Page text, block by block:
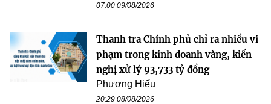
07:00 09/08/2026
Thanh tra Chính phủ chỉ ra nhiều vi
phạm trong kinh doanh vàng, kiến
nghị xử lý 93,733 tỷ đồng
Phương Hiếu
20:29 08/08/2026